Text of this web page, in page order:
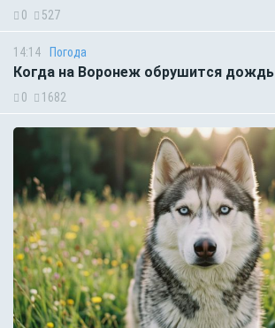
0 527
14:14 Погода
Когда на Воронеж обрушится дождь
0 1682